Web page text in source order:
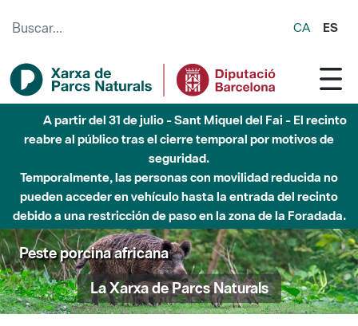
CA ES
A partir del 31 de julio - Sant Miquel del Fai - El recinto
reabre al público tras el cierre temporal por motivos de
seguridad.
Temporalmente, las personas con movilidad reducida no
pueden acceder en vehículo hasta la entrada del recinto
debido a una restricción de paso en la zona de la Foradada.
Peste porcina africana
La Xarxa de Parcs Naturals